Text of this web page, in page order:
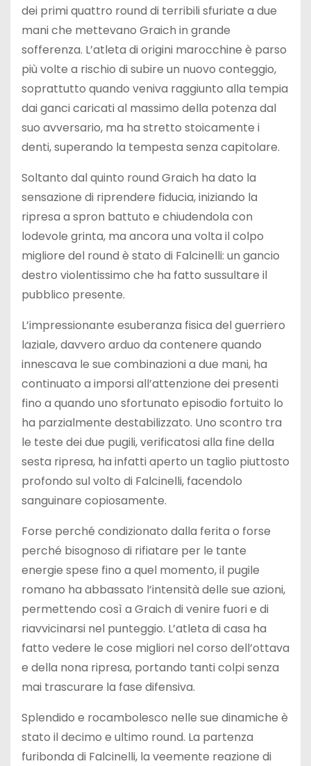
dei primi quattro round di terribili sfuriate a due
mani che mettevano Graich in grande
sofferenza. L’atleta di origini marocchine è parso
più volte a rischio di subire un nuovo conteggio,
soprattutto quando veniva raggiunto alla tempia
dai ganci caricati al massimo della potenza dal
suo avversario, ma ha stretto stoicamente i
denti, superando la tempesta senza capitolare.
Soltanto dal quinto round Graich ha dato la
sensazione di riprendere fiducia, iniziando la
ripresa a spron battuto e chiudendola con
lodevole grinta, ma ancora una volta il colpo
migliore del round è stato di Falcinelli: un gancio
destro violentissimo che ha fatto sussultare il
pubblico presente.
L’impressionante esuberanza fisica del guerriero
laziale, davvero arduo da contenere quando
innescava le sue combinazioni a due mani, ha
continuato a imporsi all’attenzione dei presenti
fino a quando uno sfortunato episodio fortuito lo
ha parzialmente destabilizzato. Uno scontro tra
le teste dei due pugili, verificatosi alla fine della
sesta ripresa, ha infatti aperto un taglio piuttosto
profondo sul volto di Falcinelli, facendolo
sanguinare copiosamente.
Forse perché condizionato dalla ferita o forse
perché bisognoso di rifiatare per le tante
energie spese fino a quel momento, il pugile
romano ha abbassato l’intensità delle sue azioni,
permettendo così a Graich di venire fuori e di
riavvicinarsi nel punteggio. L’atleta di casa ha
fatto vedere le cose migliori nel corso dell’ottava
e della nona ripresa, portando tanti colpi senza
mai trascurare la fase difensiva.
Splendido e rocambolesco nelle sue dinamiche è
stato il decimo e ultimo round. La partenza
furibonda di Falcinelli, la veemente reazione di